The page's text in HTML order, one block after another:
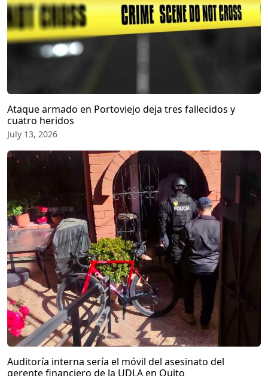
Ataque armado en Portoviejo deja tres fallecidos y
cuatro heridos
July 13, 2026
Auditoría interna sería el móvil del asesinato del
gerente financiero de la UDLA en Quito